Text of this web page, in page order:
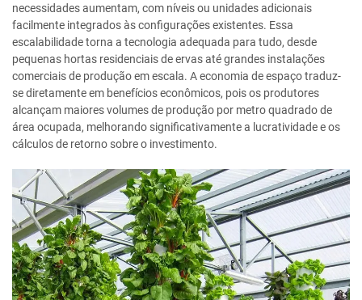
necessidades aumentam, com níveis ou unidades adicionais
facilmente integrados às configurações existentes. Essa
escalabilidade torna a tecnologia adequada para tudo, desde
pequenas hortas residenciais de ervas até grandes instalações
comerciais de produção em escala. A economia de espaço traduz-
se diretamente em benefícios econômicos, pois os produtores
alcançam maiores volumes de produção por metro quadrado de
área ocupada, melhorando significativamente a lucratividade e os
cálculos de retorno sobre o investimento.